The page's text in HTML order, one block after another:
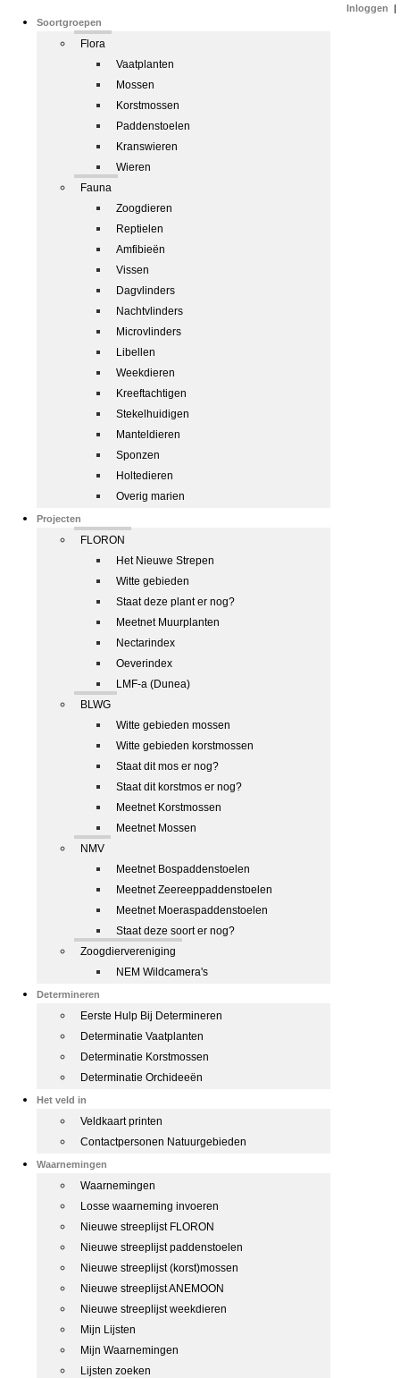
Soortgroepen
Flora
Vaatplanten
Mossen
Korstmossen
Paddenstoelen
Kranswieren
Wieren
Fauna
Zoogdieren
Reptielen
Amfibieën
Vissen
Dagvlinders
Nachtvlinders
Microvlinders
Libellen
Weekdieren
Kreeftachtigen
Stekelhuidigen
Manteldieren
Sponzen
Holtedieren
Overig marien
Projecten
FLORON
Het Nieuwe Strepen
Witte gebieden
Staat deze plant er nog?
Meetnet Muurplanten
Nectarindex
Oeverindex
LMF-a (Dunea)
BLWG
Witte gebieden mossen
Witte gebieden korstmossen
Staat dit mos er nog?
Staat dit korstmos er nog?
Meetnet Korstmossen
Meetnet Mossen
NMV
Meetnet Bospaddenstoelen
Meetnet Zeereeppaddenstoelen
Meetnet Moeraspaddenstoelen
Staat deze soort er nog?
Zoogdiervereniging
NEM Wildcamera's
Determineren
Eerste Hulp Bij Determineren
Determinatie Vaatplanten
Determinatie Korstmossen
Determinatie Orchideeën
Het veld in
Veldkaart printen
Contactpersonen Natuurgebieden
Waarnemingen
Waarnemingen
Losse waarneming invoeren
Nieuwe streeplijst FLORON
Nieuwe streeplijst paddenstoelen
Nieuwe streeplijst (korst)mossen
Nieuwe streeplijst ANEMOON
Nieuwe streeplijst weekdieren
Mijn Lijsten
Mijn Waarnemingen
Lijsten zoeken
Inloggen |